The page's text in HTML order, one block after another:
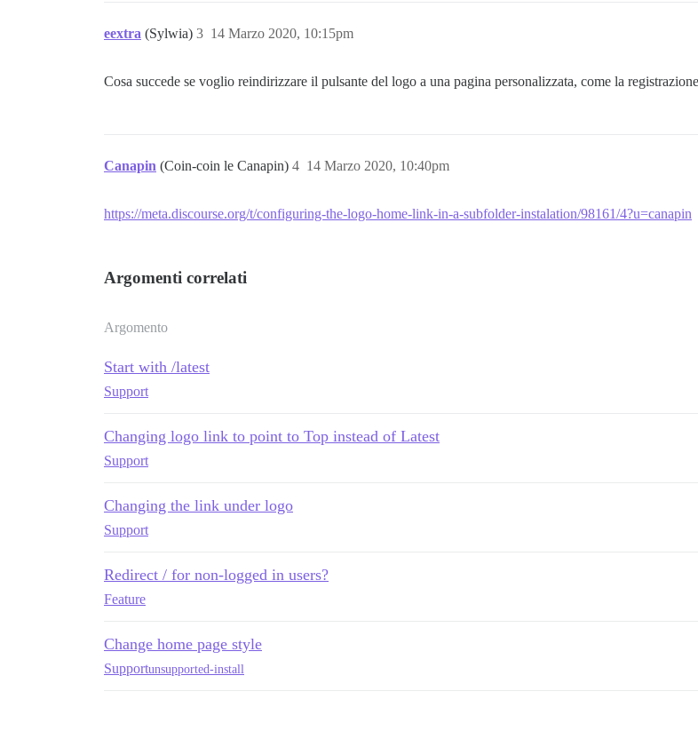
eextra (Sylwia) 14 Marzo 2020, 10:15pm
3
Cosa succede se voglio reindirizzare il pulsante del logo a una pagina personalizzata, come la
Canapin (Coin-coin le Canapin) 14 Marzo 2020, 10:40pm
4
https://meta.discourse.org/t/configuring-the-logo-home-link-in-a-subfolder-instalation/98161/4?u=canapin
Argomenti correlati
Argomento
Start with /latest
Support
Changing logo link to point to Top instead of Latest
Support
Changing the link under logo
Support
Redirect / for non-logged in users?
Feature
Change home page style
Supportunsupported-install